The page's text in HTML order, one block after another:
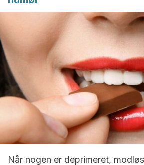
Når nogen er deprimeret,